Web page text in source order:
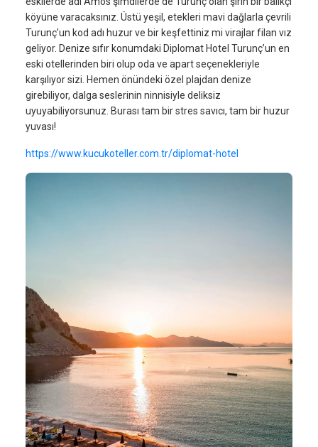
köyüne varacaksınız. Üstü yeşil, etekleri mavi dağlarla çevrili
Turunç’un kod adı huzur ve bir keşfettiniz mi virajlar filan vız
geliyor. Denize sıfır konumdaki Diplomat Hotel Turunç’un en
eski otellerinden biri olup oda ve apart seçenekleriyle
karşılıyor sizi. Hemen önündeki özel plajdan denize
girebiliyor, dalga seslerinin ninnisiyle deliksiz
uyuyabiliyorsunuz. Burası tam bir stres savıcı, tam bir huzur
yuvası!
https://www.kucukoteller.com.tr/diplomat-hotel